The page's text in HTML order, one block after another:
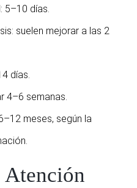
5–10 días.
suelen mejorar a las 2
días.
4–6 semanas.
meses, según la